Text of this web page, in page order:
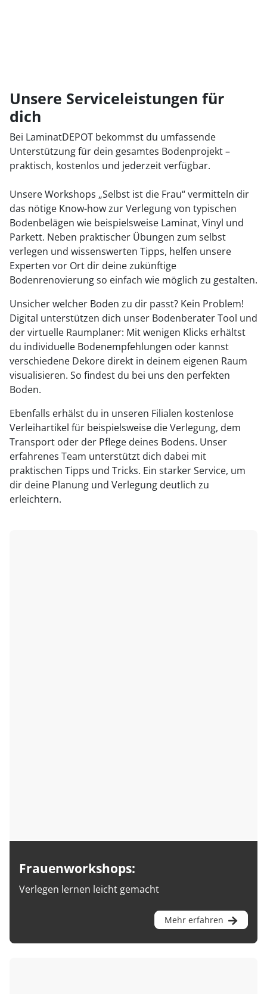
Unsere Serviceleistungen für
dich
Bei LaminatDEPOT bekommst du umfassende
Unterstützung für dein gesamtes Bodenprojekt –
praktisch, kostenlos und jederzeit verfügbar.
Unsere Workshops „Selbst ist die Frau“ vermitteln dir
das nötige Know-how zur Verlegung von typischen
Bodenbelägen wie beispielsweise Laminat, Vinyl und
Parkett. Neben praktischer Übungen zum selbst
verlegen und wissenswerten Tipps, helfen unsere
Experten vor Ort dir deine zukünftige
Bodenrenovierung so einfach wie möglich zu gestalten.
Unsicher welcher Boden zu dir passt? Kein Problem!
Digital unterstützen dich unser Bodenberater Tool und
der virtuelle Raumplaner: Mit wenigen Klicks erhältst
du individuelle Bodenempfehlungen oder kannst
verschiedene Dekore direkt in deinem eigenen Raum
visualisieren. So findest du bei uns den perfekten
Boden.
Ebenfalls erhälst du in unseren Filialen kostenlose
Verleihartikel für beispielsweise die Verlegung, dem
Transport oder der Pflege deines Bodens. Unser
erfahrenes Team unterstützt dich dabei mit
praktischen Tipps und Tricks. Ein starker Service, um
dir deine Planung und Verlegung deutlich zu
erleichtern.
Frauenworkshops:
Verlegen lernen leicht gemacht
Mehr erfahren